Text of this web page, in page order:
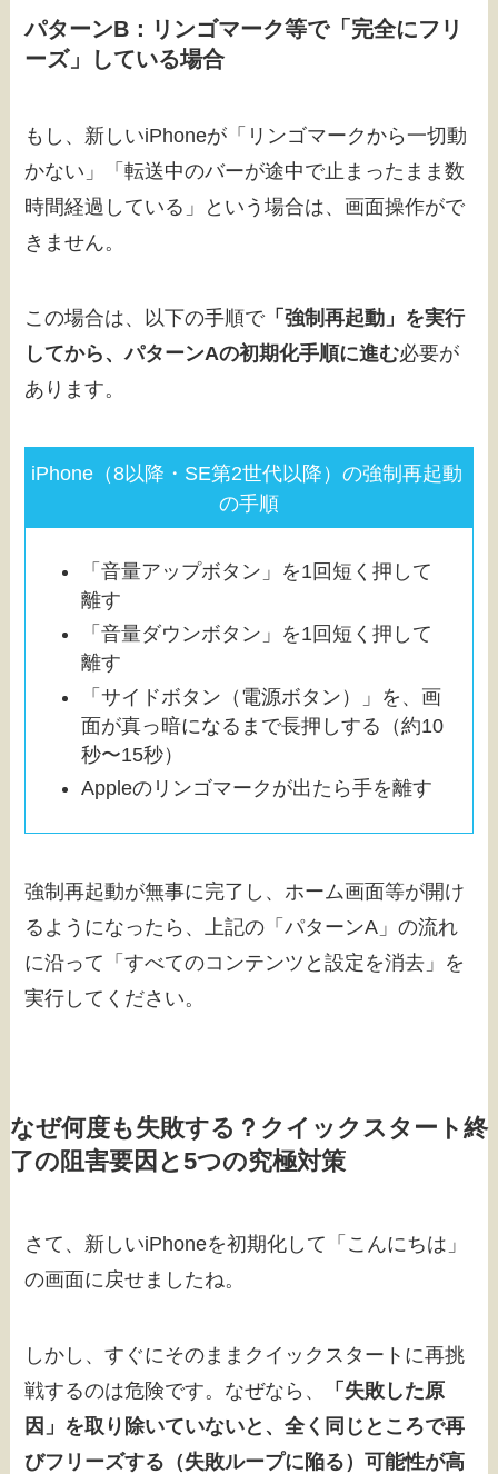
パターンB：リンゴマーク等で「完全にフリ
ーズ」している場合
もし、新しいiPhoneが「リンゴマークから一切動
かない」「転送中のバーが途中で止まったまま数
時間経過している」という場合は、画面操作がで
きません。
この場合は、以下の手順で「強制再起動」を実行
してから、パターンAの初期化手順に進む必要が
あります。
iPhone（8以降・SE第2世代以降）の強制再起動
の手順
「音量アップボタン」を1回短く押して
離す
「音量ダウンボタン」を1回短く押して
離す
「サイドボタン（電源ボタン）」を、画
面が真っ暗になるまで長押しする（約10
秒〜15秒）
Appleのリンゴマークが出たら手を離す
強制再起動が無事に完了し、ホーム画面等が開け
るようになったら、上記の「パターンA」の流れ
に沿って「すべてのコンテンツと設定を消去」を
実行してください。
なぜ何度も失敗する？クイックスタート終
了の阻害要因と5つの究極対策
さて、新しいiPhoneを初期化して「こんにちは」
の画面に戻せましたね。
しかし、すぐにそのままクイックスタートに再挑
戦するのは危険です。なぜなら、
「失敗した原
因」を取り除いていないと、全く同じところで再
びフリーズする（失敗ループに陥る）可能性が高